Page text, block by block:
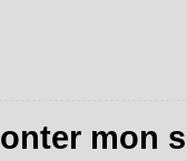
mon